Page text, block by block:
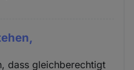
dass gleichberechtigt